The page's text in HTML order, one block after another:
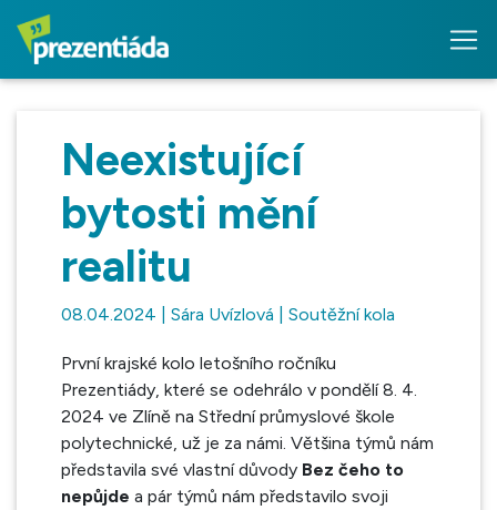
Neexistující
bytosti mění
realitu
08.04.2024 | Sára Uvízlová | Soutěžní kola
První krajské kolo letošního ročníku
Prezentiády, které se odehrálo v pondělí 8. 4.
2024 ve Zlíně na Střední průmyslové škole
polytechnické, už je za námi. Většina týmů nám
představila své vlastní důvody Bez čeho to
nepůjde a pár týmů nám představilo svoji